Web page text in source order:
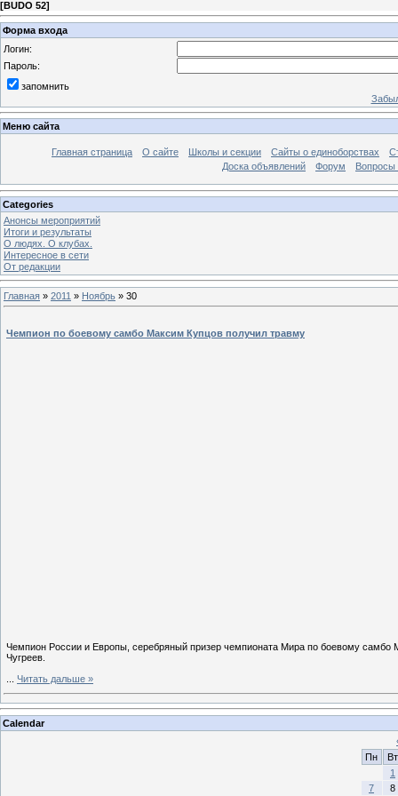
[BUDO 52]
Форма входа
Логин:
Пароль:
запомнить
Меню сайта
Главная страница О сайте Школы и секции Сайты о единоборствах
Доска объявлений
Форум Вопросы
Categories
Анонсы мероприятий
Итоги и результаты
О людях. О клубах.
Интересное в сети
От редакции
Главная » 2011 » Ноябрь » 30
Чемпион по боевому самбо Максим Купцов получил травму
Чемпион России и Европы, серебряный призер чемпионата Мира по боевому самбо
Чугреев.
Читать дальше »
Calendar
Пн
Вт
1
7
8